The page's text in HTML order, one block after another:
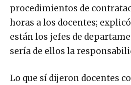
procedimientos de
horas a los docentes;
están los jefes de
sería de ellos la
Lo que sí dijeron docentes